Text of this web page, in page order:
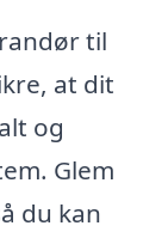
til
at dit
og
Glem
du kan